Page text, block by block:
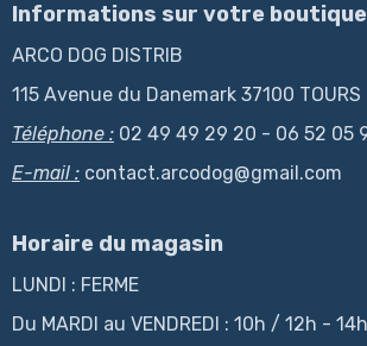
Informations sur votre boutique
ARCO DOG DISTRIB
115 Avenue du Danemark 37100 TOURS
Téléphone : 02 49 49 29 20 - 06 52 05
E-mail : contact.arcodog@gmail.com
Horaire du magasin
LUNDI : FERME
Du MARDI au VENDREDI : 10h / 12h -